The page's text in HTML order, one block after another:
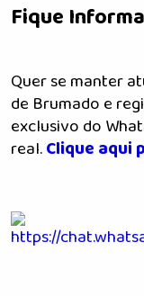
Fique
Quer se manter
de Brumado e
exclusivo do
real.Clique aqui